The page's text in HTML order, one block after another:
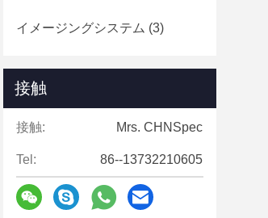
イメージングシステム (3)
接触
接触: Mrs. CHNSpec
Tel: 86--13732210605